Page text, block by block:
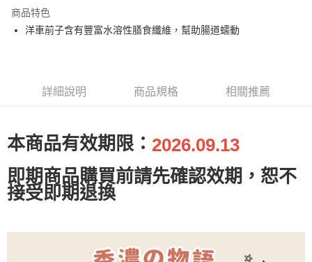
便利好安心！
１．簡單：不需註冊會員、不需綁卡、不需儲值。
２．便利：只要手機號碼，簡訊認證，即可結帳。
結帳頁面，進行簡訊認證並確認金額後，即可完成結帳。
ATM／網路銀行／等多元方式進行付款，方視為交易完成。
※ 請注意：結帳手續完成當下不需立刻繳費，但若您需要取消訂單，請聯絡
後付繳納相關費用。
※ 交易是否成功請以「AFTEE先享後付 」之結帳頁面顯示為準，若有關於
是否繳費成功／繳費後需取消欲退款等相關疑問，請聯繫「AFTEE先享後付
【注意事項】
１．透過由恩沛科技股份有限公司提供之「AFTEE先享後付」服務完成之交
易，需依本服務之必要範圍內提供個人資料，並將交易相關給付款項請求債
運送方式
付款後全家取貨
7-11取貨付款
付款後7-11取貨
每筆NT$80，滿NT$2,000(含以上)免運費
每筆NT$100，滿NT$2,000(含以上)免運費
商品特色
洋車前子含有豐富水溶性膳食纖維，幫助腸道蠕動
詳細說明 商品規格 相關推薦
本商品有效期限： 2026.09.13
即期商品購買前請先確認效期，恕不
接受即期退換